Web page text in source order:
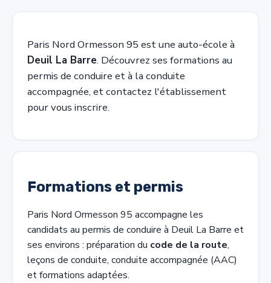
Paris Nord Ormesson 95 est une auto-école à
Deuil La Barre. Découvrez ses formations au
permis de conduire et à la conduite
accompagnée, et contactez l'établissement
pour vous inscrire.
Formations et permis
Paris Nord Ormesson 95 accompagne les
candidats au permis de conduire à Deuil La Barre et
ses environs : préparation du code de la route,
leçons de conduite, conduite accompagnée (AAC)
et formations adaptées.